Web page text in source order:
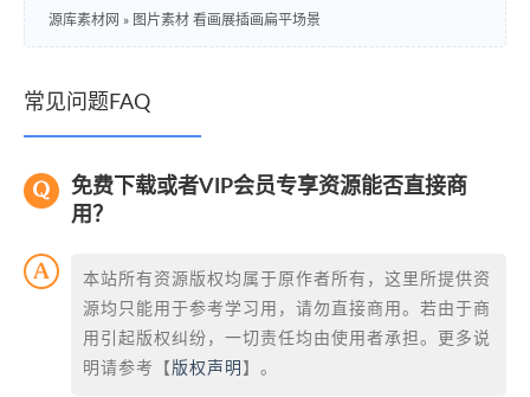
源库素材网 » 图片素材 看画展插画扁平场景
常见问题FAQ
免费下载或者VIP会员专享资源能否直接商
用？
本站所有资源版权均属于原作者所有，这里所提供资
源均只能用于参考学习用，请勿直接商用。若由于商
用引起版权纠纷，一切责任均由使用者承担。更多说
明请参考【 版权声明 】。